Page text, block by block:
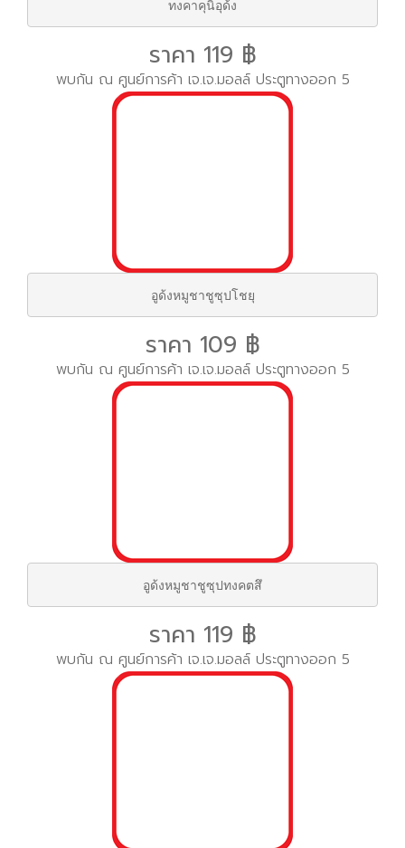
ทงคาคุนิอุด้ง
ราคา 119 ฿
พบกัน ณ ศูนย์การค้า เจ.เจ.มอลล์ ประตูทางออก 5
อูด้งหมูชาชูซุปโชยุ
ราคา 109 ฿
พบกัน ณ ศูนย์การค้า เจ.เจ.มอลล์ ประตูทางออก 5
อูด้งหมูชาชูซุปทงคตสึ
ราคา 119 ฿
พบกัน ณ ศูนย์การค้า เจ.เจ.มอลล์ ประตูทางออก 5